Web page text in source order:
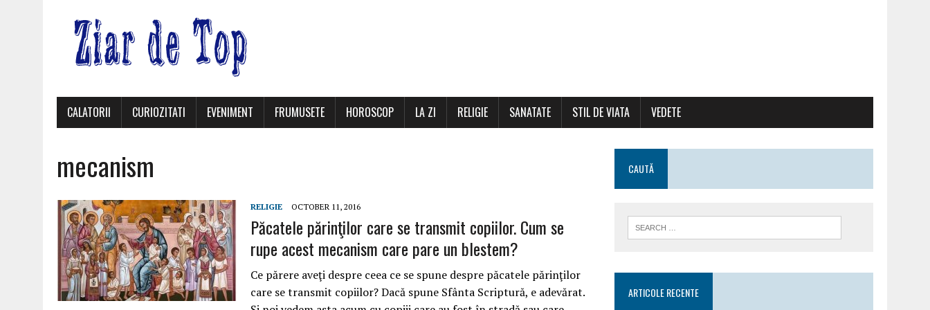
CALATORII CURIOZITATI EVENIMENT FRUMUSETE HOROSCOP LA ZI RELIGIE SANATATE STIL DE VIATA VEDETE
mecanism
RELIGIE OCTOBER 11, 2016
Păcatele părinţilor care se transmit copiilor. Cum se
rupe acest mecanism care pare un blestem?
Ce părere aveţi despre ceea ce se spune despre păcatele părinţilor
care se transmit copiilor? Dacă spune Sfânta Scriptură, e adevărat.
CAUTĂ
ARTICOLE RECENTE